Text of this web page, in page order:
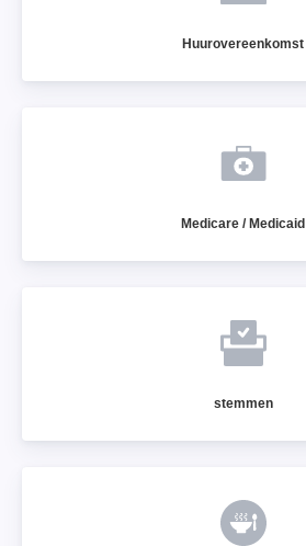
Huurovereenkomst
Medicare / Medicaid
stemmen